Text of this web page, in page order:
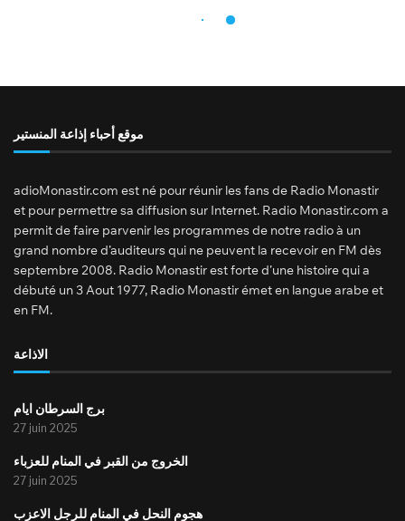
موقع أحباء إذاعة المنستير
adioMonastir.com est né pour réunir les fans de Radio Monastir
et pour permettre sa diffusion sur Internet. Radio Monastir.com a
permit de faire parvenir les programmes de notre radio à un
grand nombre d’auditeurs qui ne peuvent la recevoir en FM dès
septembre 2008. Radio Monastir est forte d’une histoire qui a
débuté un 3 Aout 1977, Radio Monastir émet en langue arabe et
en FM.
الاذاعة
برج السرطان ايام
27 juin 2025
الخروج من القبر في المنام للعزباء
27 juin 2025
هجوم النحل في المنام للرجل الاعزب